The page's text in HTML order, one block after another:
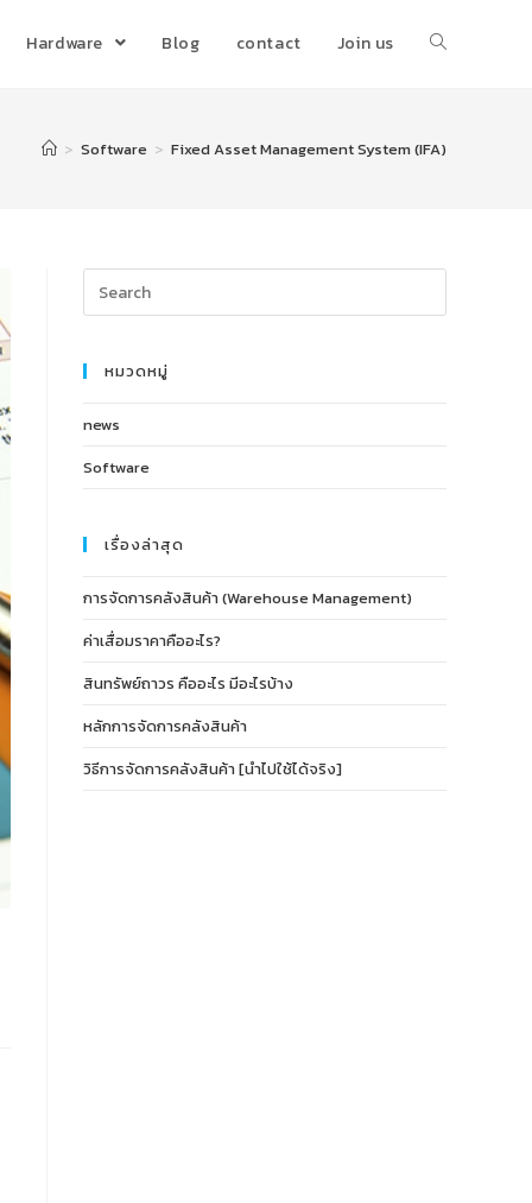
Hardware Blog contact Join us
> Software > Fixed Asset Management System (IFA)
หมวดหมู่
news
Software
เรื่องล่าสุด
การจัดการคลังสินค้า (Warehouse Management)
ค่าเสื่อมราคาคืออะไร?
สินทรัพย์ถาวร คืออะไร มีอะไรบ้าง
หลักการจัดการคลังสินค้า
วิธีการจัดการคลังสินค้า [นำไปใช้ได้จริง]